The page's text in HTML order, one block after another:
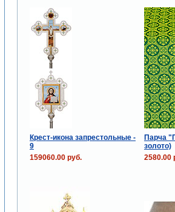
Крест-икона запрестольные -
9
Парча
золото)
159060.00 руб.
2580.00